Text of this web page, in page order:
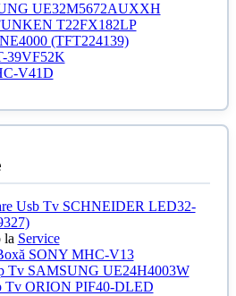
UE32M5672AUXXH
T22FX182LP
(TFT224139)
39VF52K
V41D
Usb Tv SCHNEIDER LED32-
la Service
SONY MHC-V13
Tv SAMSUNG UE24H4003W
Tv ORION PIF40-DLED